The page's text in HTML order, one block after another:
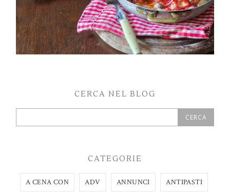
CERCA NEL BLOG
CATEGORIE
A CENA CON ADV ANNUNCI ANTIPASTI